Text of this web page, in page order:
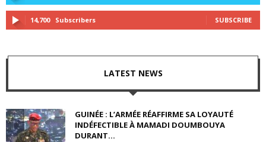
14,700 Subscribers SUBSCRIBE
LATEST NEWS
GUINÉE : L’ARMÉE RÉAFFIRME SA LOYAUTÉ
INDÉFECTIBLE À MAMADI DOUMBOUYA
DURANT...